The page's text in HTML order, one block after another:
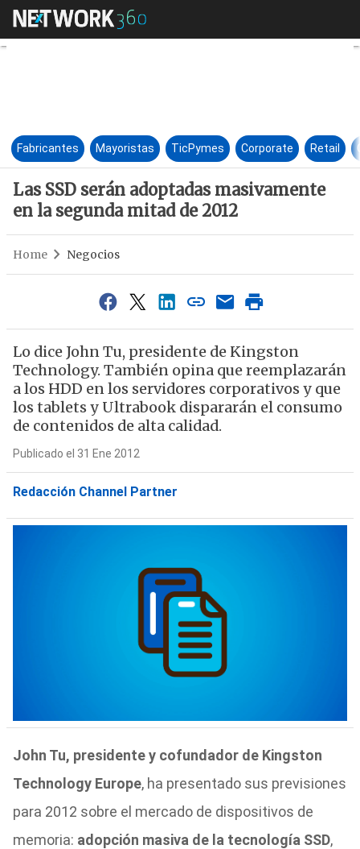
Las SSD serán adoptadas
Fabricantes Mayoristas TicPymes Corporate Retail
Las SSD serán adoptadas masivamente
en la segunda mitad de 2012
Home Negocios
Lo dice John Tu, presidente de Kingston
Technology. También opina que reemplazarán
a los HDD en los servidores corporativos y que
los tablets y Ultrabook dispararán el consumo
de contenidos de alta calidad.
Publicado el 31 Ene 2012
Redacción Channel Partner
John Tu, presidente y cofundador de Kingston
Technology Europe, ha presentado sus previsiones
para 2012 sobre el mercado de dispositivos de
memoria: adopción masiva de la tecnología SSD,